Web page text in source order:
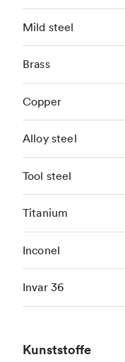
Mild steel
Brass
Copper
Alloy steel
Tool steel
Titanium
Inconel
Invar 36
Kunststoffe